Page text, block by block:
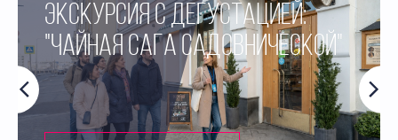
ЭКСКУРСИЯ С ДЕГУСТАЦИЕЙ:
"ЧАЙНАЯ САГА САДОВНИЧЕСКОЙ"